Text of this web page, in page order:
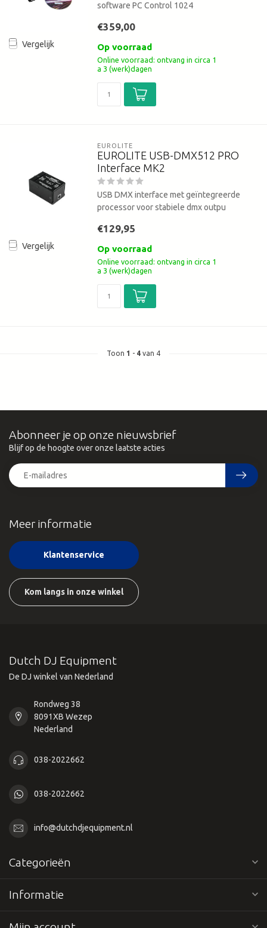
Vergelijk
software PC Control 1024
€359,00
Op voorraad
Online voorraad: ontvang in circa 1
a 3 (werk)dagen
Vergelijk
EUROLITE
EUROLITE USB-DMX512 PRO
Interface MK2
USB DMX interface met geïntegreerde
processor voor stabiele dmx outpu
€129,95
Op voorraad
Online voorraad: ontvang in circa 1
a 3 (werk)dagen
Toon 1 - 4 van 4
Meer informatie
Klantenservice
Kom langs in onze winkel
Abonneer je op onze nieuwsbrief
Blijf op de hoogte over onze laatste acties
Dutch DJ Equipment
De DJ winkel van Nederland
Rondweg 38
8091XB Wezep
Nederland
038-2022662
038-2022662
info@dutchdjequipment.nl
Categorieën
Informatie